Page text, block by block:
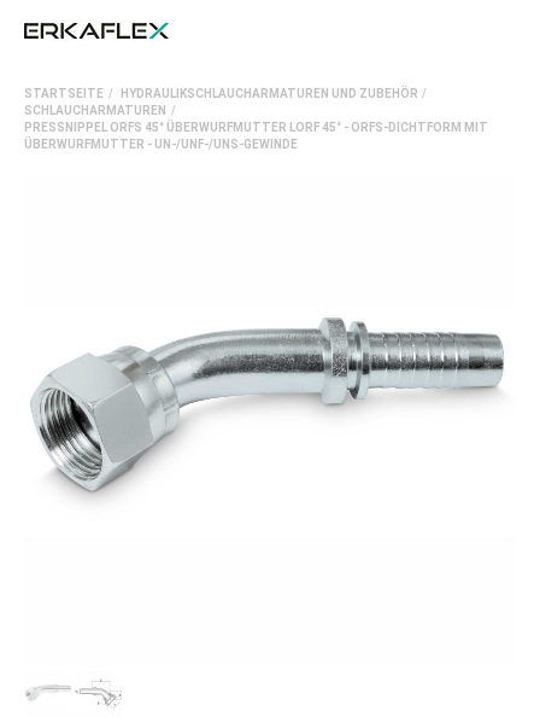
STARTSEITE
HYDRAULIKSCHLAUCHARMATUREN UND ZUBEHÖR
SCHLAUCHARMATUREN
PRESSNIPPEL ORFS 45° ÜBERWURFMUTTER LORF 45° - ORFS-DICHTFORM MIT
ÜBERWURFMUTTER - UN-/UNF-/UNS-GEWINDE